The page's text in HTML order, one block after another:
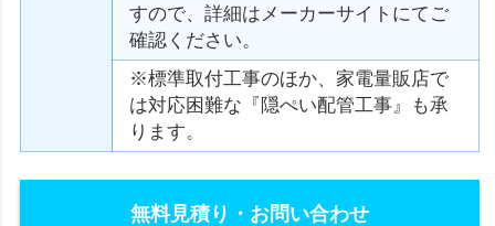
すので、詳細はメーカーサイトにてご
確認ください。
※標準取付工事のほか、家電量販店で
は対応困難な『隠ぺい配管工事』も承
ります。
無料見積り・お問い合わせ